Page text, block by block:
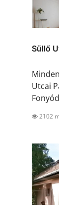
Süllő
Utcai
2102